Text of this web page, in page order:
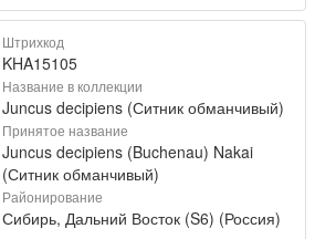
Штрихкод
KHA15105
Название в коллекции
Juncus decipiens (Ситник обманчивый)
Принятое название
Juncus decipiens (Buchenau) Nakai
(Ситник обманчивый)
Районирование
Сибирь, Дальний Восток (S6) (Россия)